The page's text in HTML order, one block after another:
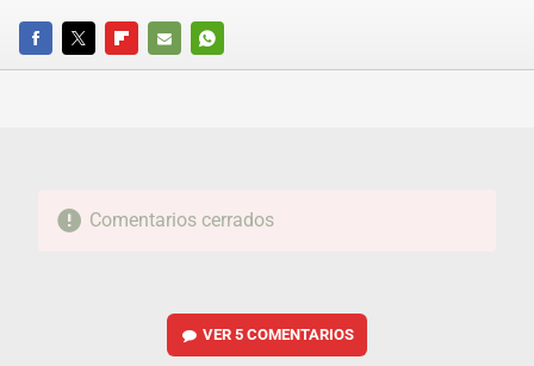
FACEBOOKTWITTERFLIPBOARD
E-
WHATSAPP
Comentarios cerrados
VER5 COMENTARIOS